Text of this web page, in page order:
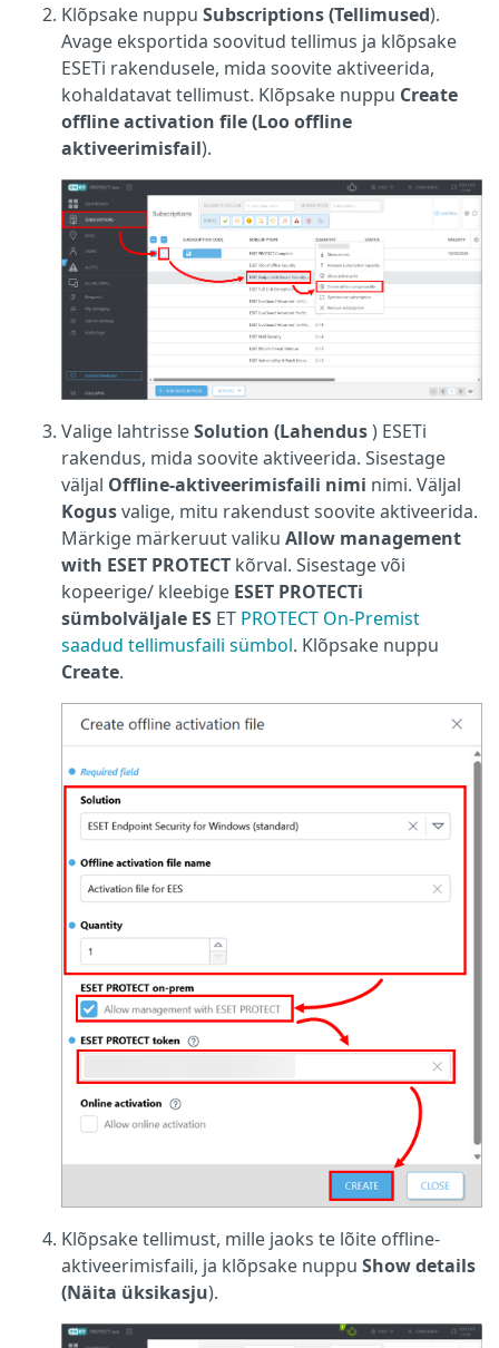
Klõpsake nuppu Subscriptions (Tellimused).
Avage eksportida soovitud tellimus ja klõpsake
ESETi rakendusele, mida soovite aktiveerida,
kohaldatavat tellimust. Klõpsake nuppu Create
offline activation file (Loo offline
aktiveerimisfail).
Valige lahtrisseSolution (Lahendus) ESETi
rakendus, mida soovite aktiveerida. Sisestage
väljal Offline-aktiveerimisfaili nimi nimi. Väljal
Kogusvalige, mitu rakendust soovite aktiveerida.
Märkige märkeruut valiku Allow management
with ESET PROTECT kõrval. Sisestage või
kopeerige/ kleebige ESET PROTECTi
sümbolväljale ES ET PROTECT On-Premist
saadud tellimusfaili sümbol. Klõpsake nuppu
Create.
Klõpsake tellimust, mille jaoks te lõite offline-
aktiveerimisfaili, ja klõpsake nuppu Show details
(Näita üksikasju).